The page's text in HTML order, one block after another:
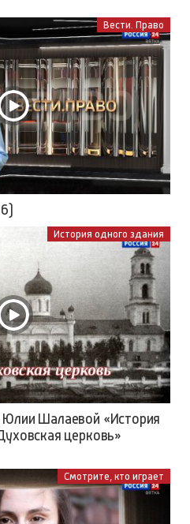
Вести. Право
История одного здания
Шалаевой «История
церковь»
Смотрите, кто играет